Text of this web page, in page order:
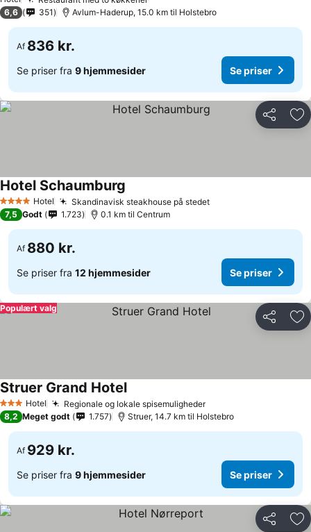
6,6 351 Avlum-Haderup, 15.0 km til Holstebro
Af 836 kr.
Se priser fra 9 hjemmesider Se priser
Del
4 StjernerHotel Skandinavisk steakhouse på stedet
Hotel Schaumburg
7,5 Godt 1.723 0.1 km til Centrum
Af 880 kr.
Se priser fra 12 hjemmesider Se priser
Del
Populært valg
3 StjernerHotel Regionale og lokale spisemuligheder
Struer Grand Hotel
8,2 Meget godt 1.757 Struer, 14.7 km til Holstebro
Af 929 kr.
Se priser fra 9 hjemmesider Se priser
Del